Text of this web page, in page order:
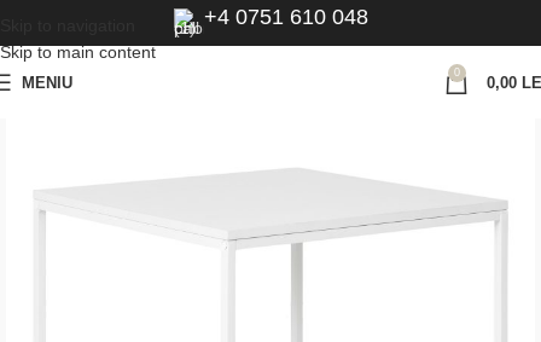
Skip to main content
+4 0751 610 048
MENIU
0
0,00